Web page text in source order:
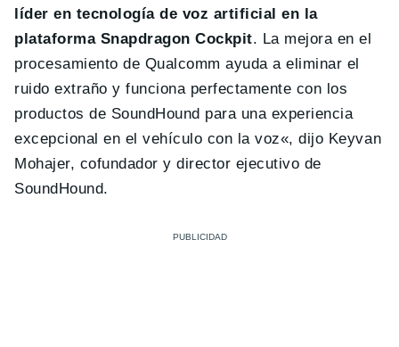
líder en tecnología de voz artificial en la
plataforma Snapdragon Cockpit. La mejora en el
procesamiento de Qualcomm ayuda a eliminar el
ruido extraño y funciona perfectamente con los
productos de SoundHound para una experiencia
excepcional en el vehículo con la voz«, dijo Keyvan
Mohajer, cofundador y director ejecutivo de
SoundHound.